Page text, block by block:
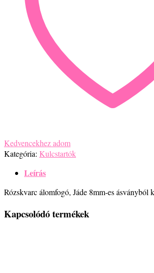
Kedvencekhez adom
Kategória: Kulcstartók
Leírás
Rózskvarc álomfogó, Jáde 8mm-es ásványból
Kapcsolódó termékek